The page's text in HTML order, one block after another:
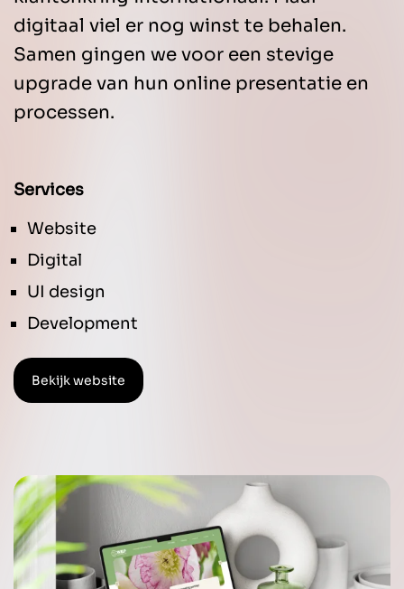
Services
Website
Digital
UI design
Development
Bekijk website
digitaal viel er nog winst te behalen.
Samen gingen we voor een stevige
upgrade van hun online presentatie en
processen.